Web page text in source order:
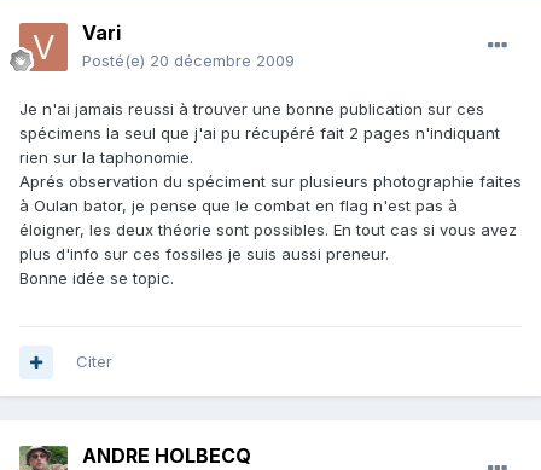
Vari
Posté(e) 20 décembre 2009
Je n'ai jamais reussi à trouver une bonne publication sur ces
spécimens la seul que j'ai pu récupéré fait 2 pages n'indiquant
rien sur la taphonomie.
Aprés observation du spéciment sur plusieurs photographie faites
à Oulan bator, je pense que le combat en flag n'est pas à
éloigner, les deux théorie sont possibles. En tout cas si vous avez
plus d'info sur ces fossiles je suis aussi preneur.
Bonne idée se topic.
Citer
ANDRE HOLBECQ